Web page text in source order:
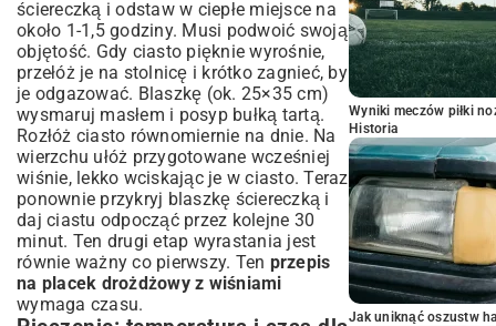
ściereczką i odstaw w ciepłe miejsce na
około 1-1,5 godziny. Musi podwoić swoją
objętość. Gdy ciasto pięknie wyrośnie,
przełóż je na stolnicę i krótko zagnieć, by
je odgazować. Blaszkę (ok. 25×35 cm)
wysmaruj masłem i posyp bułką tartą.
Rozłóż ciasto równomiernie na dnie. Na
wierzchu ułóż przygotowane wcześniej
wiśnie, lekko wciskając je w ciasto. Teraz
ponownie przykryj blaszkę ściereczką i
daj ciastu odpocząć przez kolejne 30
minut. Ten drugi etap wyrastania jest
równie ważny co pierwszy. Ten przepis
na placek drożdżowy z wiśniami
wymaga czasu.
Wyniki meczów piłki
Historia
Jak uniknąć oszustw